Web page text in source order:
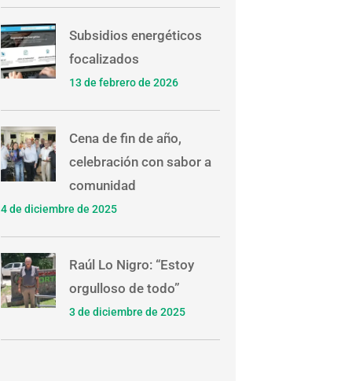
Subsidios energéticos
focalizados
13 de febrero de 2026
Cena de fin de año,
celebración con sabor a
comunidad
4 de diciembre de 2025
Raúl Lo Nigro: “Estoy
orgulloso de todo”
3 de diciembre de 2025